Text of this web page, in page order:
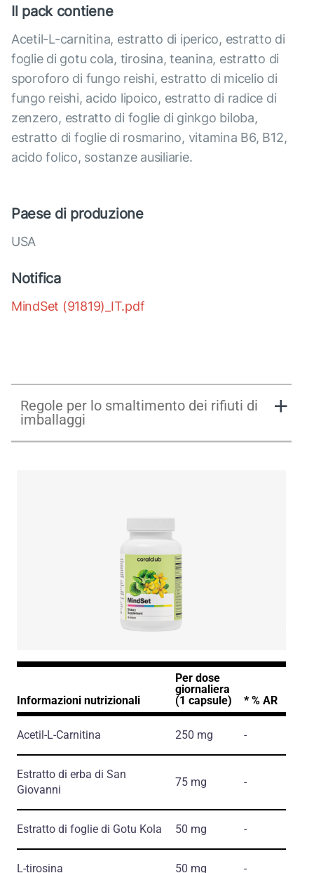
Il pack contiene
Acetil-L-carnitina, estratto di iperico, estratto di
foglie di gotu cola, tirosina, teanina, estratto di
sporoforo di fungo reishi, estratto di micelio di
fungo reishi, acido lipoico, estratto di radice di
zenzero, estratto di foglie di ginkgo biloba,
estratto di foglie di rosmarino, vitamina B6, B12,
acido folico, sostanze ausiliarie.
Paese di produzione
USA
Notifica
MindSet (91819)_IT.pdf
Regole per lo smaltimento dei rifiuti di
imballaggi
Informazioni nutrizionali
Per dose
giornaliera
(1 capsule)
* % AR
Acetil-L-Carnitina 250 mg -
Estratto di erba di San
Giovanni
75 mg -
Estratto di foglie di Gotu Kola 50 mg -
L-tirosina 50 mg -